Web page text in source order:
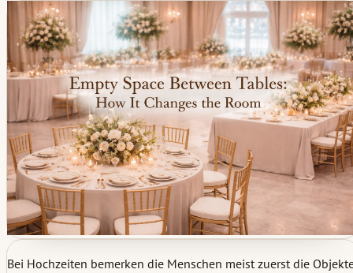
Bei Hochzeiten bemerken die Menschen meist zuerst die